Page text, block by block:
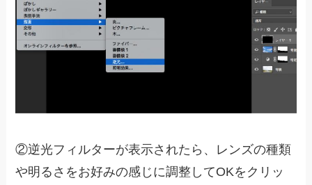
②逆光フィルターが表示されたら、レンズの種類
や明るさをお好みの感じに調整してOKをクリッ